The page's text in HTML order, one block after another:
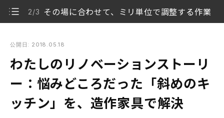
2/3 その場に合わせて、ミリ単位で調整する作業
のキッチン」を、造作家具で解決
1/3 変わった形の部屋は、デッドスペースが生まれがち
その場に合わせて、ミリ単位で調整する作業
「ぴったり」の気持ち良さと、特別感
公開日: 2018.05.18
わたしのリノベーションストーリ
ー：悩みどころだった「斜めのキ
ッチン」を、造作家具で解決